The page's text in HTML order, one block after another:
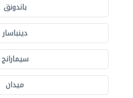
باندونق
دينباسار
سيمارانج
ميدان